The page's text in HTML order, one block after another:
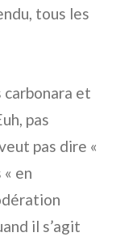
tous les
et
pas
pas dire «
en
il s’agit